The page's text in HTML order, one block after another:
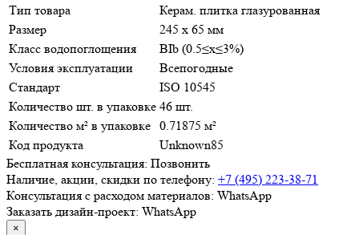
Тип товара
Керам. плитка глазурованная
Размер
245 x 65 мм
Класс водопоглощения
BIb (0.5≤x≤3%)
Условия эксплуатации
Всепогодные
Стандарт
ISO 10545
Количество шт. в упаковке 46 шт.
Количество м² в упаковке 0.71875 м²
Код продукта
Unknown85
Бесплатная консультация: Позвонить
Наличие, акции, скидки по телефону: +7 (495) 223-38-71
Консультация с расходом материалов: WhatsApp
Заказать дизайн-проект: WhatsApp
×